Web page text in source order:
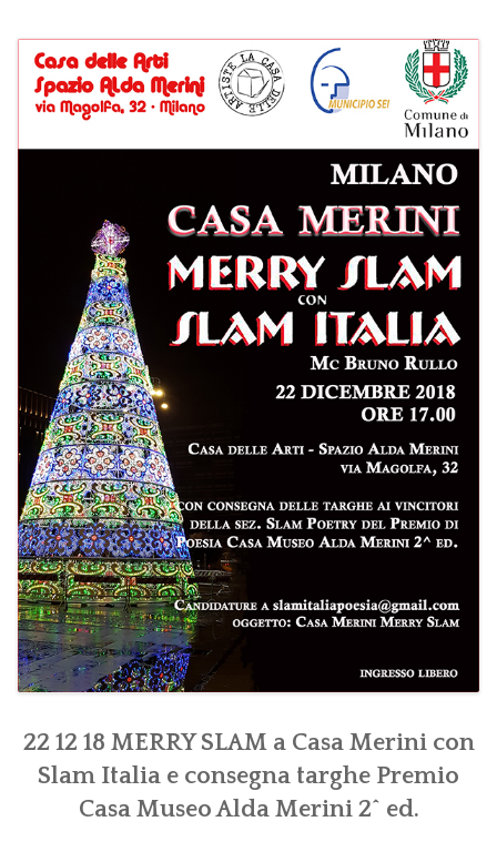
22 12 18 MERRY SLAM a Casa Merini con
Slam Italia e consegna targhe Premio
Casa Museo Alda Merini 2^ ed.